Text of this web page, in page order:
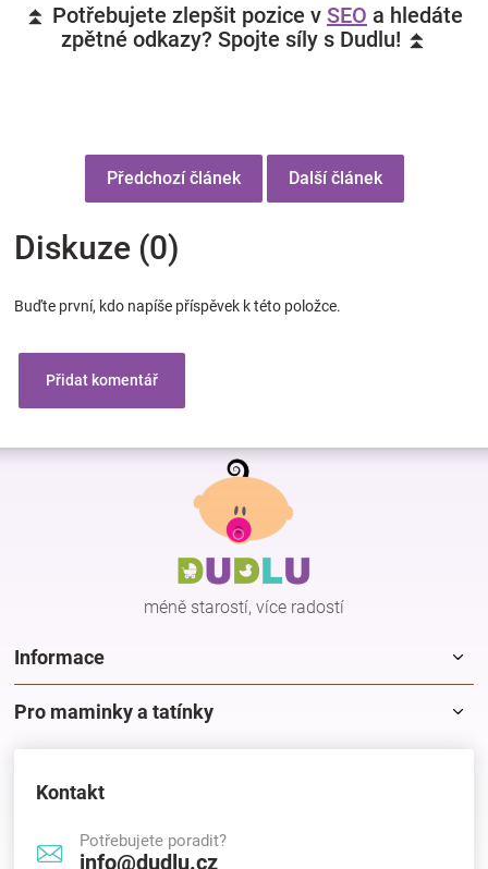
⏫ Potřebujete zlepšit pozice v SEO a hledáte
zpětné odkazy? Spojte síly s Dudlu! ⏫
Předchozí článek Další článek
Diskuze (0)
Buďte první, kdo napíše příspěvek k této položce.
Přidat komentář
Z
méně starostí, více radostí
Informace
Pro maminky a tatínky
Kontakt
Potřebujete poradit?
info@dudlu.cz